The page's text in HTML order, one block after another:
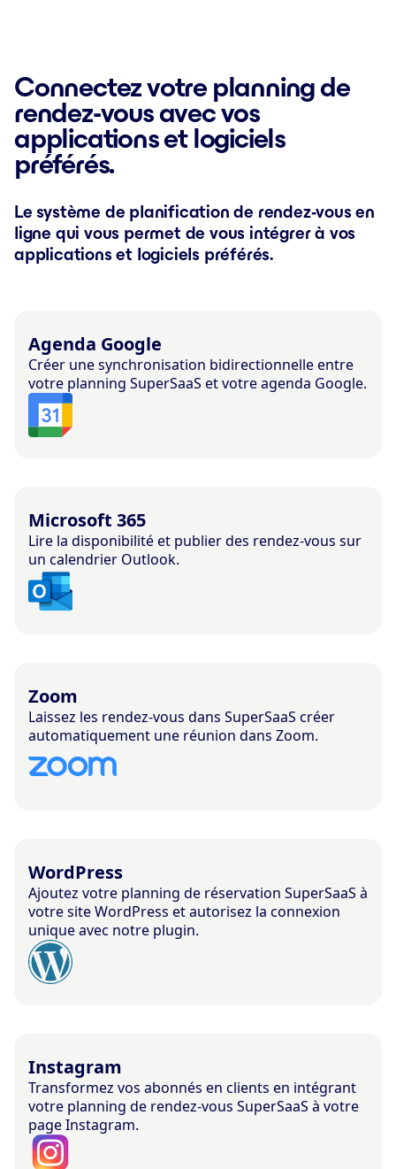
Connectez votre planning de
rendez-vous avec vos
applications et logiciels
préférés.
Le système de planification de rendez-vous en
ligne qui vous permet de vous intégrer à vos
applications et logiciels préférés.
Agenda Google
Créer une synchronisation bidirectionnelle entre
votre planning SuperSaaS et votre agenda Google.
Microsoft 365
Lire la disponibilité et publier des rendez-vous sur
un calendrier Outlook.
Zoom
Laissez les rendez-vous dans SuperSaaS créer
automatiquement une réunion dans Zoom.
WordPress
Ajoutez votre planning de réservation SuperSaaS à
votre site WordPress et autorisez la connexion
unique avec notre plugin.
Instagram
Transformez vos abonnés en clients en intégrant
votre planning de rendez-vous SuperSaaS à votre
page Instagram.